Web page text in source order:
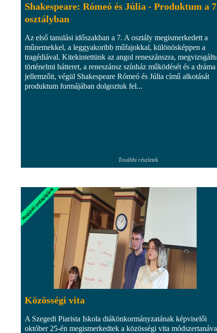
Shakespeare: Rómeó és Júlia - Produktum a
osztályban
Az első tanulási időszakban a 7. A osztály megismerkedett a
műnemekkel, a leggyakoribb műfajokkal, különösképpen a
tragédiával. Kitekintettünk az angol reneszánszra,
történelmi hátteret, a reneszánsz színház működését és a dráma
jellemzőit, végül Shakespeare Rómeó és Júlia című alkotását
produktum formájában dolgoztuk fel...
További részletek
Közösségi vita
A Szegedi Piarista Iskola diákönkormányzatának képviselői
október 25-én megismerkedtek a közösségi vita